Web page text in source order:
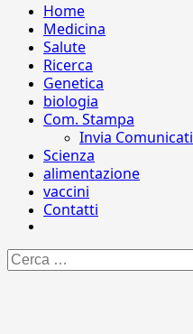
Home
Medicina
Salute
Ricerca
Genetica
biologia
Com. Stampa
Invia Comunicati
Scienza
alimentazione
vaccini
Contatti
Ricerca
per: